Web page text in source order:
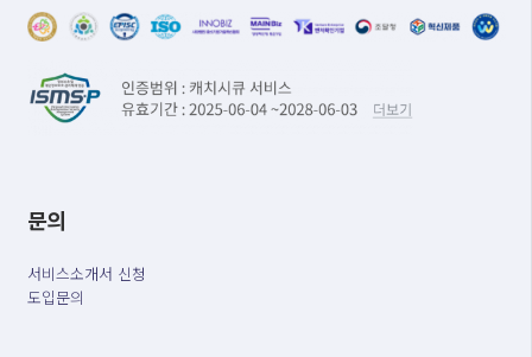
문의
서비스소개서 신청
도입문의